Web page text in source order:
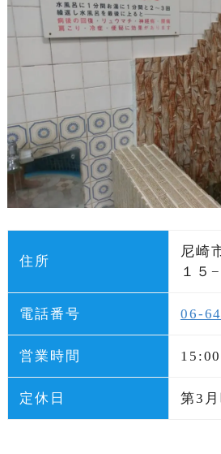
住所
尼崎
１５−
電話番号 06-
営業時間
定休日 第3月